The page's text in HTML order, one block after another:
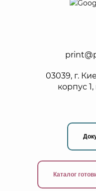
03039, г.
корпус
Каталог